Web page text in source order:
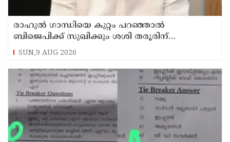
രാഹുല്‍ ഗാന്ധിയെ കുറ്റം പറഞ്ഞാല്‍
ബിജെപിക്ക് സുഖിക്കും ശശി തരൂരിന്
മറുപടിയുമായി കെ സി വേണുഗോപാല്‍
SUN,9 AUG 2026